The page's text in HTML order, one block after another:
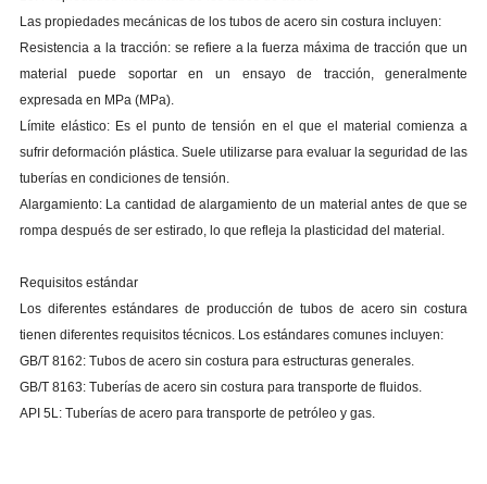
Las propiedades mecánicas de los tubos de acero sin costura incluyen:
Resistencia a la tracción: se refiere a la fuerza máxima de tracción que un
material puede soportar en un ensayo de tracción, generalmente
expresada en MPa (MPa).
Límite elástico: Es el punto de tensión en el que el material comienza a
sufrir deformación plástica. Suele utilizarse para evaluar la seguridad de las
tuberías en condiciones de tensión.
Alargamiento: La cantidad de alargamiento de un material antes de que se
rompa después de ser estirado, lo que refleja la plasticidad del material.
Requisitos estándar
Los diferentes estándares de producción de tubos de acero sin costura
tienen diferentes requisitos técnicos. Los estándares comunes incluyen:
GB/T 8162: Tubos de acero sin costura para estructuras generales.
GB/T 8163: Tuberías de acero sin costura para transporte de fluidos.
API 5L: Tuberías de acero para transporte de petróleo y gas.